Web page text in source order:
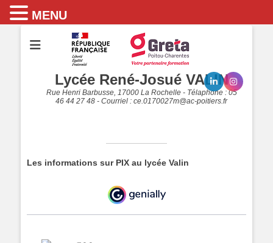
Lycée René-Josué VALIN
Rue Henri Barbusse, 17000 La Rochelle - Télaphone : 05
46 44 27 48 - Courriel : ce.0170027m@ac-poitiers.fr
Les informations sur PIX au lycée Valin
MENU